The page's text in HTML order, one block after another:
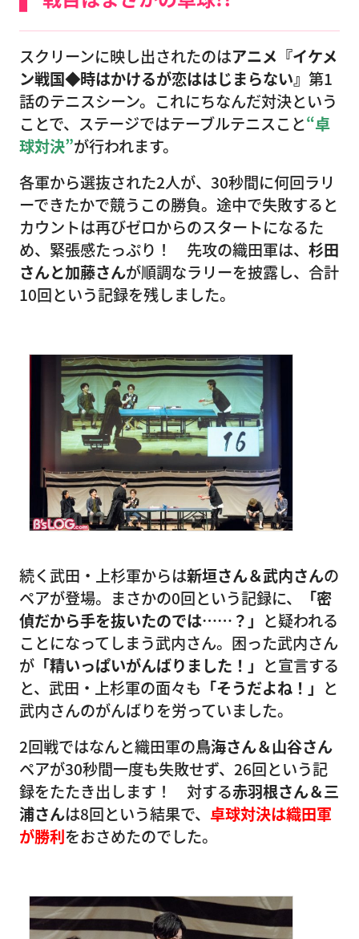
スクリーンに映し出されたのはアニメ『イケメ
ン戦国◆時はかけるが恋ははじまらない』 第1
話のテニスシーン。これにちなんだ対決という
ことで、ステージではテーブルテニスこと“卓
球対決”が行われます。
各軍から選抜された2人が、30秒間に何回ラリ
ーできたかで競うこの勝負。途中で失敗すると
カウントは再びゼロからのスタートになるた
め、緊張感たっぷり！ 先攻の織田軍は、 杉田
さんと加藤さんが順調なラリーを披露し、合計
10回という記録を残しました。
続く武田・上杉軍からは新垣さん＆武内さんの
ペアが登場。まさかの0回という記録に、
「密
偵だから手を抜いたのでは……？」 と疑われる
ことになってしまう武内さん。困った武内さん
が 「精いっぱいがんばりました！」 と宣言する
と、武田・上杉軍の面々も 「そうだよね！」 と
武内さんのがんばりを労っていました。
2回戦ではなんと織田軍の鳥海さん＆山谷さん
ペアが30秒間一度も失敗せず、26回という記
録をたたき出します！ 対する赤羽根さん＆三
浦さんは8回という結果で、 卓球対決は織田軍
が勝利をおさめたのでした。